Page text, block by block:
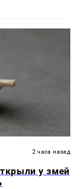
2 часа назад
у змей